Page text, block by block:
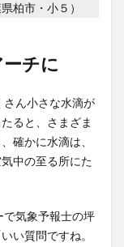
柏市・小５）
ーチに
ん小さな水滴が
ると、さまざま
確かに水滴は、
中の至る所にた
気象予報士の坪
い質問ですね。